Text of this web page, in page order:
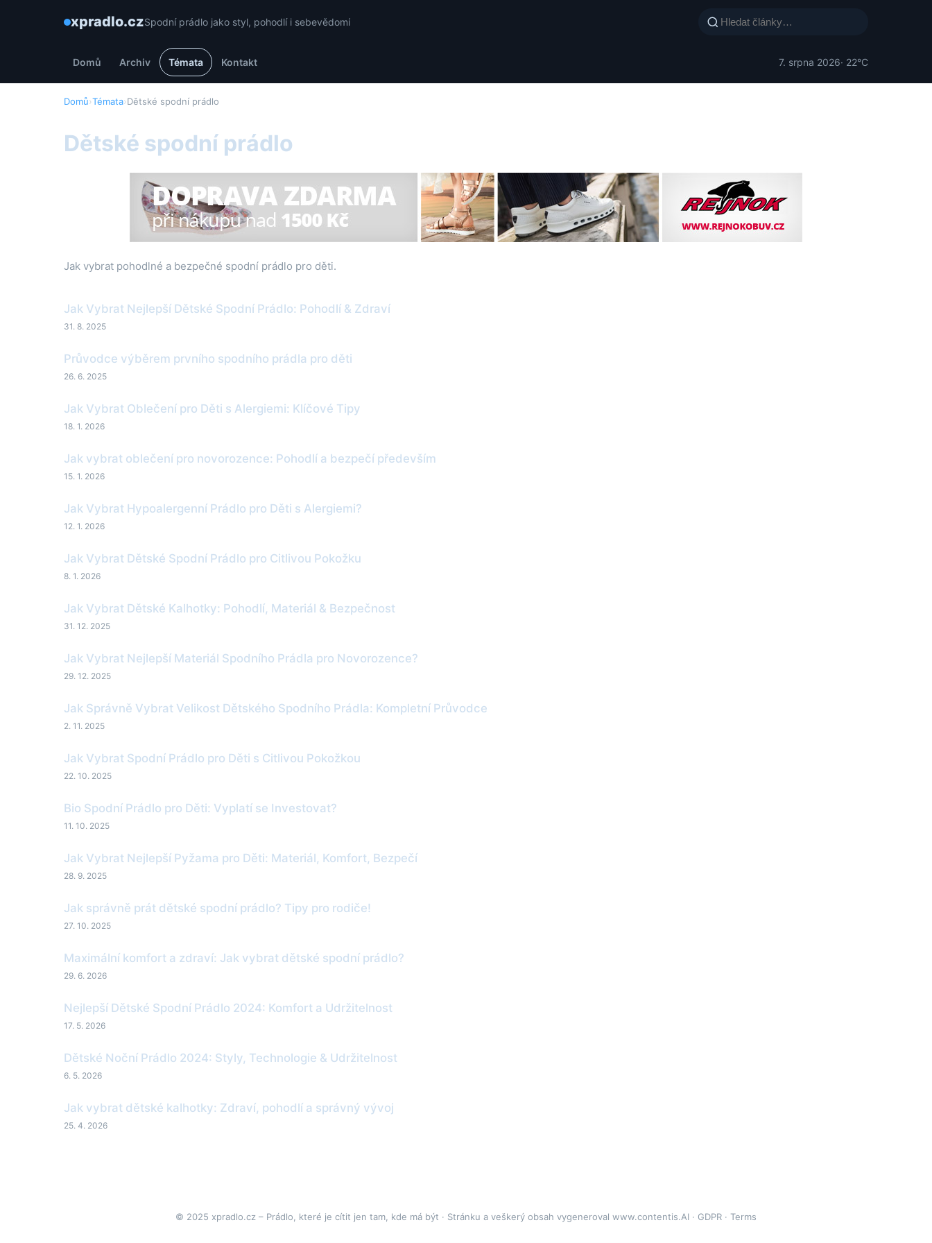
xpradlo.czSpodní prádlo jako styl, pohodlí i sebevědomí
Domů Archiv Témata Kontakt 7. srpna 2026· 22°C
Domů›Témata›Dětské spodní prádlo
Dětské spodní prádlo
Jak vybrat pohodlné a bezpečné spodní prádlo pro děti.
Jak Vybrat Nejlepší Dětské Spodní Prádlo: Pohodlí & Zdraví
31. 8. 2025
Průvodce výběrem prvního spodního prádla pro děti
26. 6. 2025
Jak Vybrat Oblečení pro Děti s Alergiemi: Klíčové Tipy
18. 1. 2026
Jak vybrat oblečení pro novorozence: Pohodlí a bezpečí především
15. 1. 2026
Jak Vybrat Hypoalergenní Prádlo pro Děti s Alergiemi?
12. 1. 2026
Jak Vybrat Dětské Spodní Prádlo pro Citlivou Pokožku
8. 1. 2026
Jak Vybrat Dětské Kalhotky: Pohodlí, Materiál & Bezpečnost
31. 12. 2025
Jak Vybrat Nejlepší Materiál Spodního Prádla pro Novorozence?
29. 12. 2025
Jak Správně Vybrat Velikost Dětského Spodního Prádla: Kompletní Průvodce
2. 11. 2025
Jak Vybrat Spodní Prádlo pro Děti s Citlivou Pokožkou
22. 10. 2025
Bio Spodní Prádlo pro Děti: Vyplatí se Investovat?
11. 10. 2025
Jak Vybrat Nejlepší Pyžama pro Děti: Materiál, Komfort, Bezpečí
28. 9. 2025
Jak správně prát dětské spodní prádlo? Tipy pro rodiče!
27. 10. 2025
Maximální komfort a zdraví: Jak vybrat dětské spodní prádlo?
29. 6. 2026
Nejlepší Dětské Spodní Prádlo 2024: Komfort a Udržitelnost
17. 5. 2026
Dětské Noční Prádlo 2024: Styly, Technologie & Udržitelnost
6. 5. 2026
Jak vybrat dětské kalhotky: Zdraví, pohodlí a správný vývoj
25. 4. 2026
© 2025 xpradlo.cz – Prádlo, které je cítit jen tam, kde má být · Stránku a veškerý obsah vygeneroval www.contentis.AI · GDPR · Terms